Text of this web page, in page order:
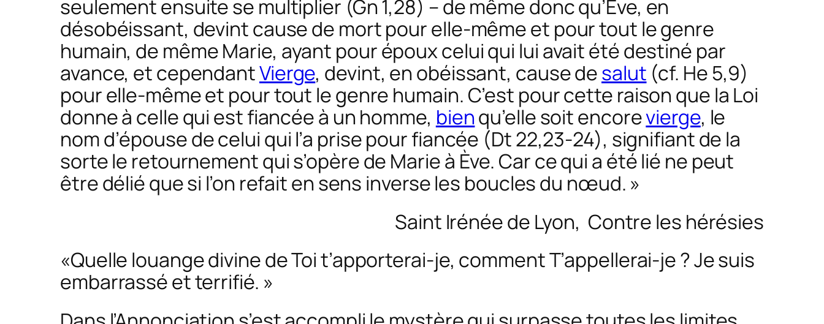
seulement ensuite se multiplier (Gn 1,28) – de même donc qu’Ève, en
désobéissant, devint cause de mort pour elle-même et pour tout le genre
humain, de même Marie, ayant pour époux celui qui lui avait été destiné par
avance, et cependantVierge, devint, en obéissant, cause desalut (cf. He 5,9)
pour elle-même et pour tout le genre humain. C’est pour cette raison que la Loi
donne à celle qui est fiancée à un homme, bienqu’elle soit encorevierge, le
nom d’épouse de celui qui l’a prise pour fiancée (Dt 22,23-24), signifiant de la
sorte le retournement qui s’opère de Marie à Ève. Car ce qui a été lié ne peut
être délié que si l’on refait en sens inverse les boucles du nœud. »
Saint Irénée de Lyon, Contre les hérésies
«Quelle louange divine de Toi t’apporterai-je, comment T’appellerai-je ? Je suis
embarrassé et terrifié. »